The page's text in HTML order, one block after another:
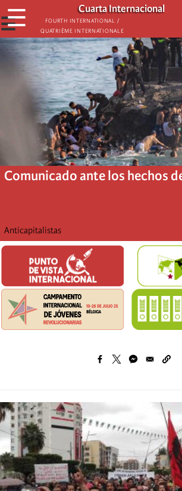
Skip
to
main
content
Cuarta Internacional
Fourth International /
Quatrième internationale
☰
☰
Comunicado ante los hechos
Anticapitalistas